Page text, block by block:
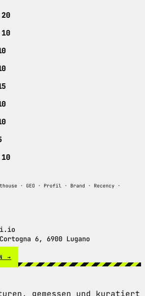
· GEO · Profil · Brand · Recency ·
6, 6900 Lugano
→
gemessen und kuratiert